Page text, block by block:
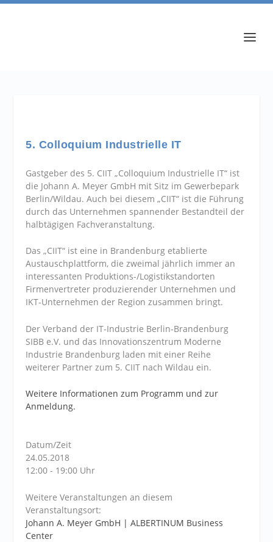
5. Colloquium Industrielle IT
Gastgeber des 5. CIIT „Colloquium Industrielle IT“ ist
die Johann A. Meyer GmbH mit Sitz im Gewerbepark
Berlin/Wildau. Auch bei diesem „CIIT“ ist die Führung
durch das Unternehmen spannender Bestandteil der
halbtägigen Fachveranstaltung.
Das „CIIT“ ist eine in Brandenburg etablierte
Austauschplattform, die zweimal jährlich immer an
interessanten Produktions-/Logistikstandorten
Firmenvertreter produzierender Unternehmen und
IKT-Unternehmen der Region zusammen bringt.
Der Verband der IT-Industrie Berlin-Brandenburg
SIBB e.V. und das Innovationszentrum Moderne
Industrie Brandenburg laden mit einer Reihe
weiterer Partner zum 5. CIIT nach Wildau ein.
Weitere Informationen zum Programm und zur
Anmeldung.
Datum/Zeit
24.05.2018
12:00 - 19:00 Uhr
Weitere Veranstaltungen an diesem
Veranstaltungsort:
Johann A. Meyer GmbH | ALBERTINUM Business
Center